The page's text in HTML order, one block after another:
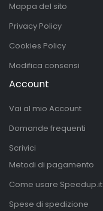
Mappa del sito
Privacy Policy
Cookies Policy
Modifica consensi
Account
Vai al mio Account
Domande frequenti
Scrivici
Metodi di pagamento
Come usare Speedup.it
Spese di spedizione